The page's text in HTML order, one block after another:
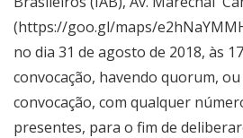
(https://goo.gl/maps/
no dia 31 de agosto de 2018, às
convocação, havendo quorum,
convocação, com qualquer
presentes, para o fim de